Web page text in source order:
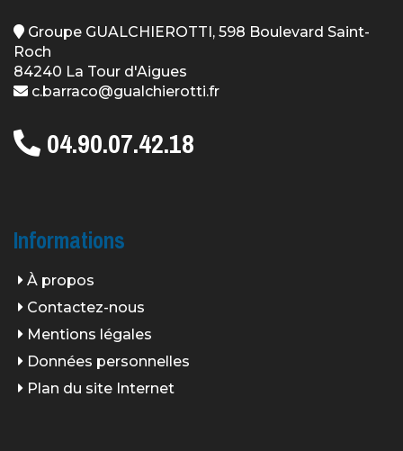
Groupe GUALCHIEROTTI, 598 Boulevard Saint-
Roch
84240 La Tour d'Aigues
c.barraco@gualchierotti.fr
04.90.07.42.18
Informations
À propos
Contactez-nous
Mentions légales
Données personnelles
Plan du site Internet